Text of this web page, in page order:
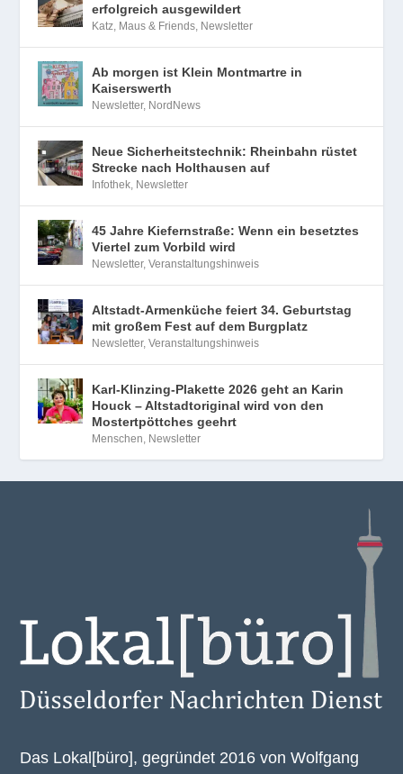
erfolgreich ausgewildert
Katz, Maus & Friends, Newsletter
Ab morgen ist Klein Montmartre in
Kaiserswerth
Newsletter, NordNews
Neue Sicherheitstechnik: Rheinbahn rüstet
Strecke nach Holthausen auf
Infothek, Newsletter
45 Jahre Kiefernstraße: Wenn ein besetztes
Viertel zum Vorbild wird
Newsletter,Veranstaltungshinweis
Altstadt-Armenküche feiert 34. Geburtstag
mit großem Fest auf dem Burgplatz
Newsletter,Veranstaltungshinweis
Karl-Klinzing-Plakette 2026 geht an Karin
Houck – Altstadtoriginal wird von den
Mostertpöttches geehrt
Menschen, Newsletter
Das Lokal[büro], gegründet 2016 von Wolfgang